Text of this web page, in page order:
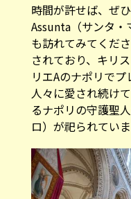
時間が許せば、ぜ
Assunta（サンタ・
も訪れてみてくだ
されており、キリ
リエAのナポリで
人々に愛され続け
るナポリの守護聖
ロ）が祀られていま